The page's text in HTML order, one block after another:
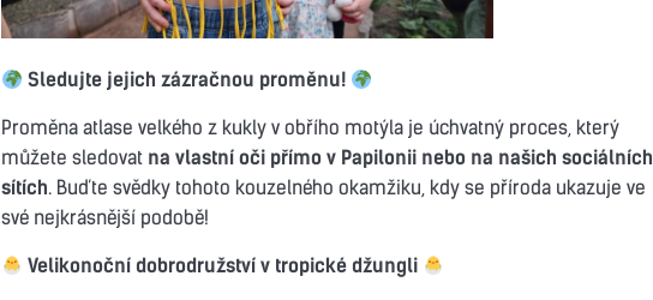
Sledujte jejich zázračnou proměnu!
Proměna atlase velkého z kukly v obřího motýla je úchvatný proces, který
můžete sledovat na vlastní oči přímo v Papilonii nebo na našich sociálních
sítích. Buďte svědky tohoto kouzelného okamžiku, kdy se příroda ukazuje ve
své nejkrásnější podobě!
Velikonoční dobrodružství v tropické džungli